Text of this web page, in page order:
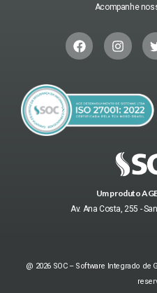
Acompanhe
Um produto
Av. Ana Costa, 255 -
@ 2026 SOC – Software Integrado